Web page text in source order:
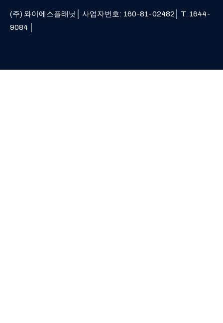
(주) 와이에스플래닛│ 사업자번호: 160-81-02482│ T. 1644-
9084 │